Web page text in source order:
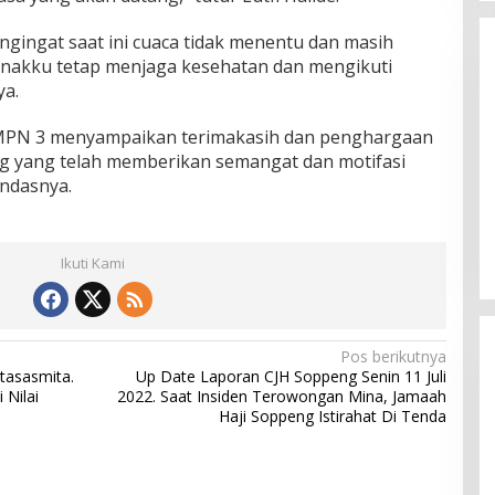
saat ini cuaca tidak menentu dan masih
tetap menjaga kesehatan dan mengikuti
3 menyampaikan terimakasih dan penghargaan
yang telah memberikan semangat dan motifasi
Ikuti Kami
Nilai
Pos berikutnya
Up Date Laporan CJH Soppeng Senin 11 Juli
2022. Saat Insiden Terowongan Mina, Jamaah
Haji Soppeng Istirahat Di Tenda